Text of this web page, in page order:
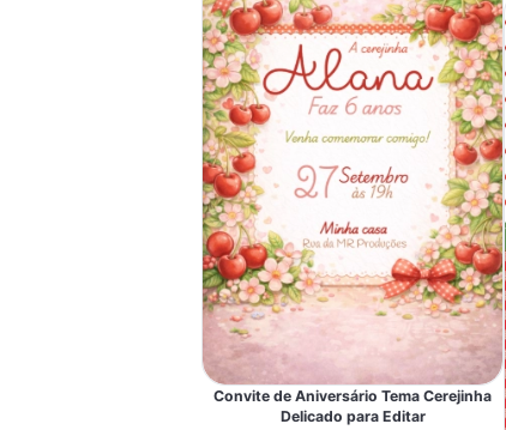
Convite de Aniversário Tema Cerejinha
Delicado para Editar